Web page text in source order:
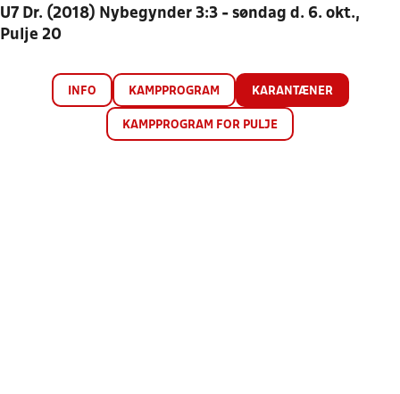
U7 Dr. (2018) Nybegynder 3:3 - søndag d. 6. okt.,
Pulje 20
INFO KAMPPROGRAM KARANTÆNER
KAMPPROGRAM FOR PULJE